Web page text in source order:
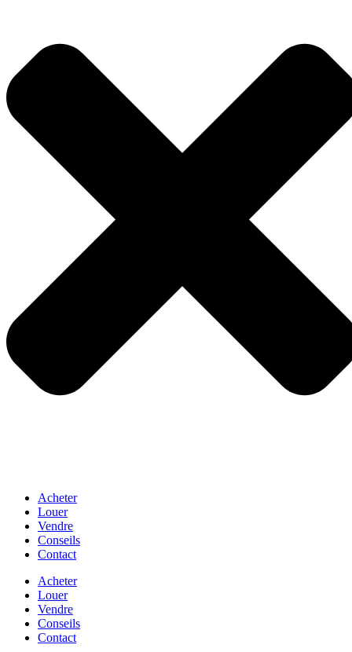
Acheter
Louer
Vendre
Conseils
Contact
Acheter
Louer
Vendre
Conseils
Contact